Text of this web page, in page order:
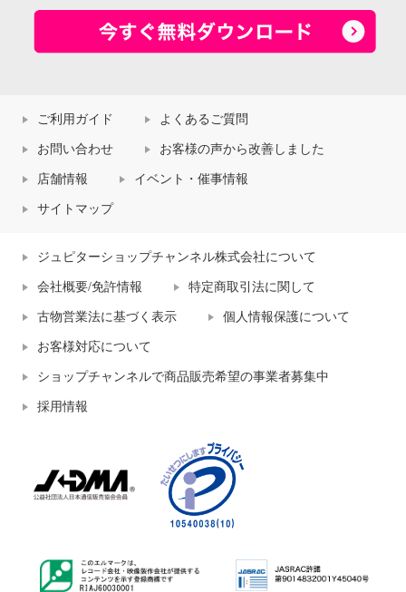
ご利用ガイド よくあるご質問
お問い合わせ お客様の声から改善しました
店舗情報 イベント・催事情報
サイトマップ
ジュピターショップチャンネル株式会社について
会社概要/免許情報 特定商取引法に関して
古物営業法に基づく表示 個人情報保護について
お客様対応について
ショップチャンネルで商品販売希望の事業者募集中
採用情報